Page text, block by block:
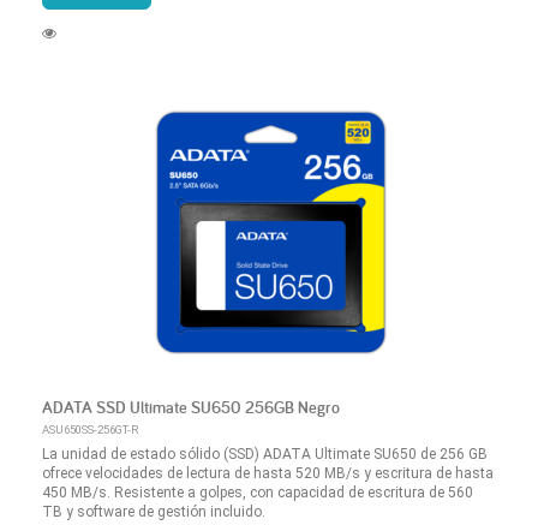
ADATA SSD Ultimate SU650 256GB Negro
ASU650SS-256GT-R
La unidad de estado sólido (SSD) ADATA Ultimate SU650 de 256 GB
ofrece velocidades de lectura de hasta 520 MB/s y escritura de hasta
450 MB/s. Resistente a golpes, con capacidad de escritura de 560
TB y software de gestión incluido.